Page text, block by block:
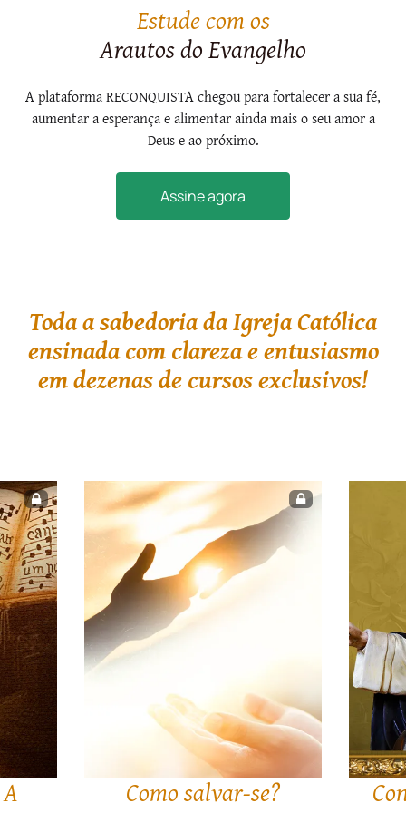
Estude com os
Arautos do Evangelho
A plataforma RECONQUISTA chegou para fortalecer a sua fé,
aumentar a esperança e alimentar ainda mais o seu amor a
Deus e ao próximo.
Assine agora
Toda a sabedoria da Igreja Católica
ensinada com clareza e entusiasmo
em dezenas de cursos exclusivos!
Como salvar-se?